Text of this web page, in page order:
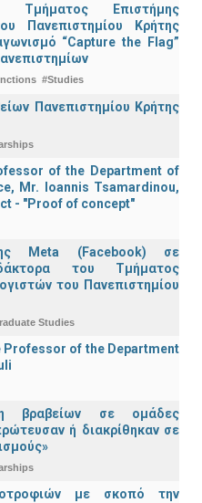
Τμήματος Επιστήμης
Πανεπιστημίου Κρήτης
“Capture the Flag”
#Studies
Πανεπιστημίου Κρήτης
of the Department of
Mr. Ioannis Tsamardinou,
- "Proof of concept"
Meta (Facebook) σε
του Τμήματος
του Πανεπιστημίου
Studies
Professor of the Department
βραβείων σε ομάδες
ή διακρίθηκαν σε
με σκοπό την